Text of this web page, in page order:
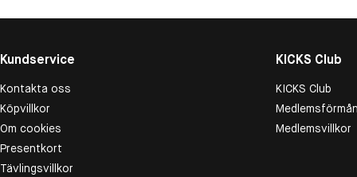
Kundservice
Kontakta oss
Köpvillkor
Om cookies
Presentkort
Tävlingsvillkor
KICKS Club
KICKS Club
Medlemsvillkor